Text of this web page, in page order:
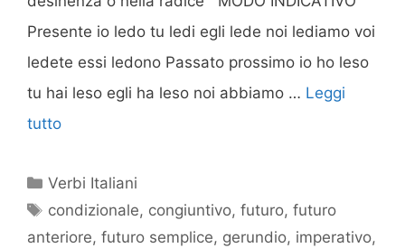
Presente io ledo tu ledi egli lede noi lediamo voi
ledete essi ledono Passato prossimo io ho leso
tu hai leso egli ha leso noi abbiamo … Leggi
tutto
Categorie
Verbi Italiani
Tag
condizionale, congiuntivo,futuro,futuro
anteriore, futuro semplice, gerundio, imperativo,